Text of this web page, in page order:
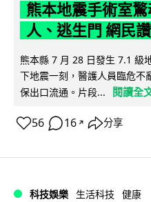
熊本地震手術室
人、逃生門 網民
熊本縣 7 月 28 日發生 7.1 級
下地震一刻，醫護人員臨危不
保出口流通。片段...
閱讀全
56 16 ↗ 分享
科技娛樂 生活科技 健康